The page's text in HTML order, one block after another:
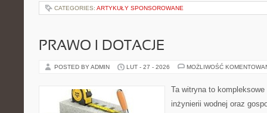
CATEGORIES: ARTYKUŁY SPONSOROWANE
PRAWO I DOTACJE
POSTED BY ADMIN LUT - 27 - 2026 MOŻLIWOŚĆ
Ta witryna to
inżynierii wodnej oraz